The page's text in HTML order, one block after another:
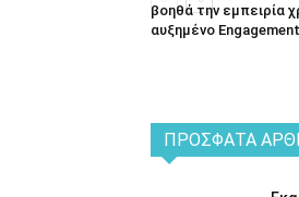
βοηθά την εμπειρία
αυξημένο Engagement
ΠΡΌΣΦΑΤΑ